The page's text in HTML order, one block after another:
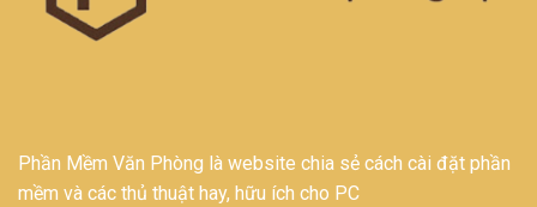
Phần Mềm Văn Phòng là website chia sẻ cách cài đặt phần
mềm và các thủ thuật hay, hữu ích cho PC